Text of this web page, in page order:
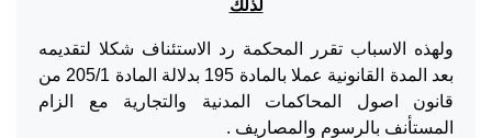
لذلك
ولهذه الاسباب تقرر المحكمة رد الاستئناف شكلا لتقديمه
بعد المدة القانونية عملا بالمادة 195 بدلالة المادة 205/1 من
قانون اصول المحاكمات المدنية والتجارية مع الزام
المستأنف بالرسوم والمصاريف .